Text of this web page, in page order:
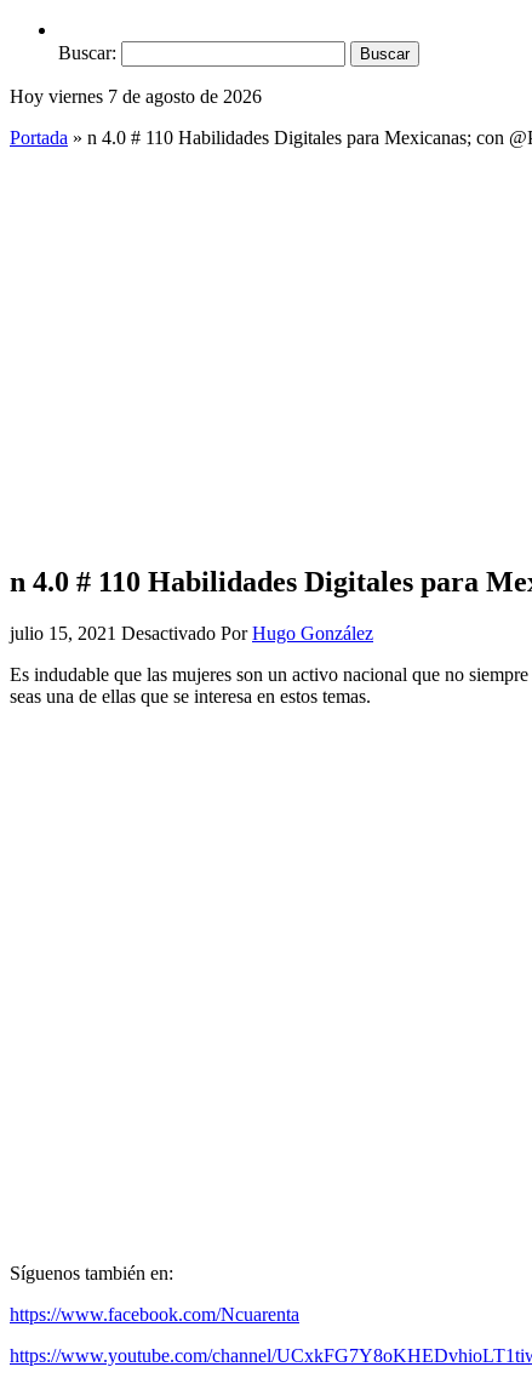
Buscar:
Hoy viernes 7 de agosto de 2026
Portada » n 4.0 # 110 Habilidades Digitales para Mexicanas; con
n 4.0 # 110 Habilidades Digitales para
julio 15, 2021 Desactivado Por Hugo González
Es indudable que las mujeres son un activo nacional que no
seas una de ellas que se interesa en estos temas.
Síguenos también en:
https://www.facebook.com/Ncuarenta
https://www.youtube.com/channel/